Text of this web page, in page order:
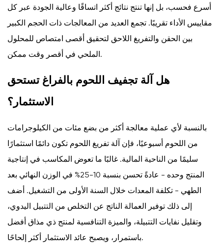
أسرع فحسب، بل إنها تنتج نتائج أكثر اتساقًا وعالية الجودة عبر كل
مقاييس الأداء تقريبًا. تجمع العديد من المعالجات ذات الحجم الكبير
بين الحقن والتفريغ اللاحق لتحقيق أقصى امتصاص للمحلول
الملحي في أقصر وقت ممكن.
هل آلة تجفيف اللحوم بالفراغ تستحق
الاستثمار؟
بالنسبة لأي عملية معالجة أكثر من بضع مئات من الكيلوجرامات
من اللحوم أسبوعيًا، فإن آلة تفريغ اللحوم تكون دائمًا استثمارًا
سليمًا من الناحية المالية. غالبًا ما تعوض المكاسب في إنتاجية
المنتج وحده - عادةً تحسن بنسبة 10-25% في الوزن النهائي بعد
الطهي - تكلفة المعدات خلال السنة الأولى من التشغيل. أضف
إلى ذلك توفير العمالة الناتج عن التخلص من التتبيل اليدوي،
وتقليل نفايات التتبيلة، والميزة التنافسية لمنتج ذي مذاق أفضل
باستمرار، ويصبح عائد الاستثمار أكثر إلحاحًا.